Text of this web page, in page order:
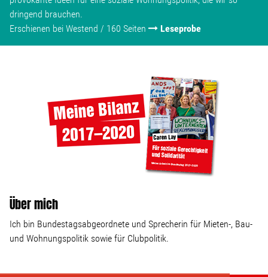
dringend brauchen.
Erschienen bei Westend / 160 Seiten
Leseprobe
Über mich
Ich bin Bundestagsabgeordnete und Sprecherin für Mieten-, Bau-
und Wohnungspolitik sowie für Clubpolitik.